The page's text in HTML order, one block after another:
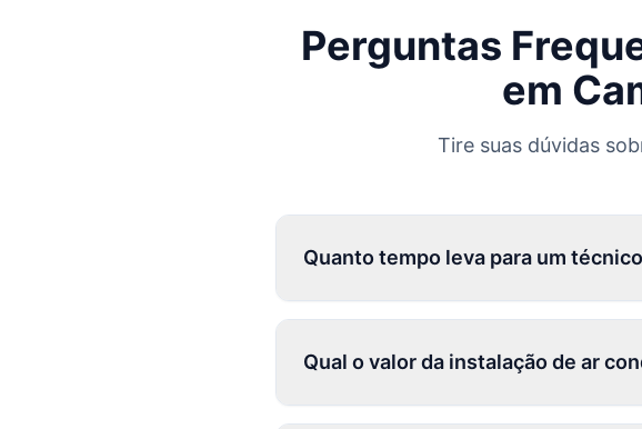
Perguntas
em
Tire suas dúvidas
Quanto tempo leva para um
Qual o valor da instalação de ar